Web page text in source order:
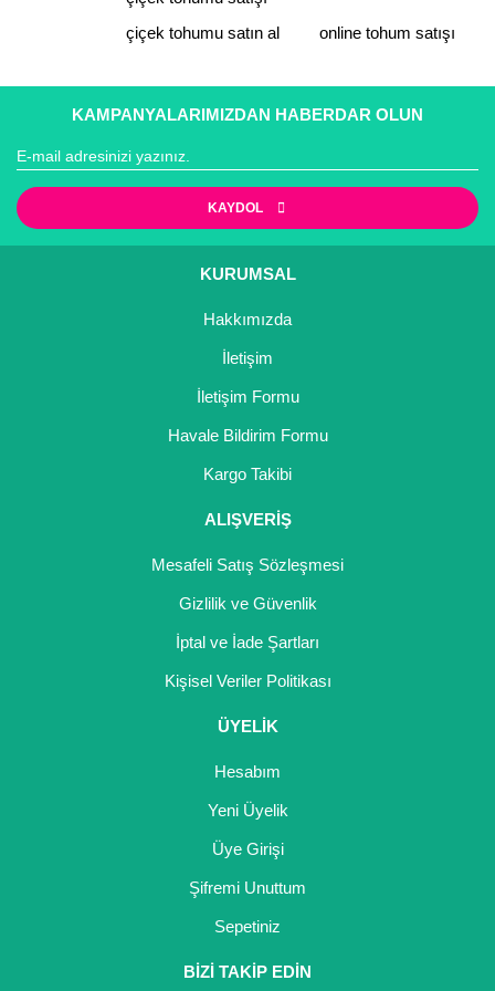
Gönder
çiçek tohumu satın al
online tohum satışı
KAMPANYALARIMIZDAN HABERDAR OLUN
KAYDOL
KURUMSAL
Hakkımızda
İletişim
İletişim Formu
Havale Bildirim Formu
Kargo Takibi
ALIŞVERİŞ
Mesafeli Satış Sözleşmesi
Gizlilik ve Güvenlik
İptal ve İade Şartları
Kişisel Veriler Politikası
ÜYELİK
Hesabım
Yeni Üyelik
Üye Girişi
Şifremi Unuttum
Sepetiniz
BİZİ TAKİP EDİN